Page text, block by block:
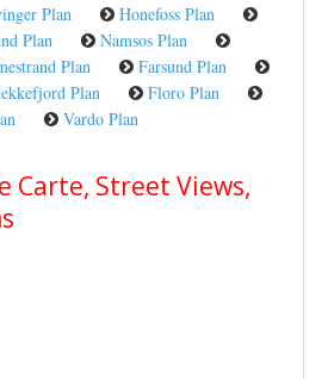
Plan
Honefoss Plan
Plan
Namsos Plan
Plan
Farsund Plan
Plan
Floro Plan
Vardo Plan
Carte, Street Views,